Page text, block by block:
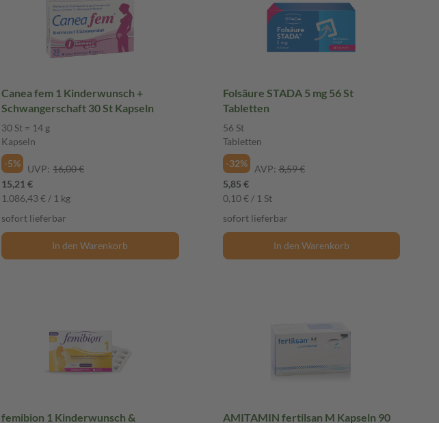
Canea fem 1 Kinderwunsch +
Schwangerschaft 30 St Kapseln
30 St = 14 g
Kapseln
-5%
UVP: 16,00 €
15,21 €
1.086,43 € / 1 kg
sofort lieferbar
In den Warenkorb
Folsäure STADA 5 mg 56 St
Tabletten
56 St
Tabletten
-32%
AVP: 8,59 €
5,85 €
0,10 € / 1 St
sofort lieferbar
In den Warenkorb
femibion 1 Kinderwunsch & AMITAMIN fertilsan M Kapseln 90